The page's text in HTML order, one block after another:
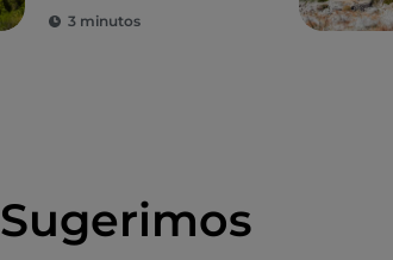
zonas protegidas
3 minutos
Sugerimos